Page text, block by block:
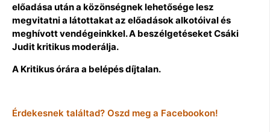
előadása után a közönségnek lehetősége lesz
megvitatni a látottakat az előadások alkotóival és
meghívott vendégeinkkel. A beszélgetéseket Csáki
Judit kritikus moderálja.
A Kritikus órára a belépés díjtalan.
Érdekesnek találtad? Oszd meg a Facebookon!